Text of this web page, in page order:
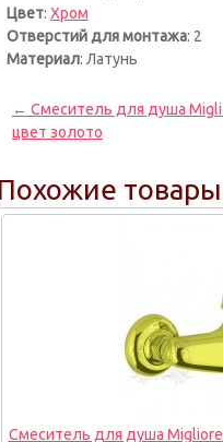
Цвет: Хром
Отверстий для монтажа: 2
Материал: Латунь
← Смеситель для душа
цвет золото
Похожие товары
Смеситель для душа Migliore